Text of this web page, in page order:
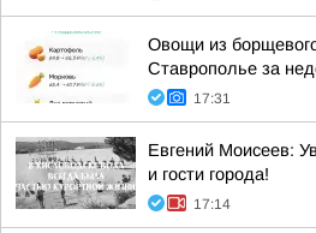
Овощи из
Ставрополье за
17:31
Евгений Моисеев:
и гости города!
17:14